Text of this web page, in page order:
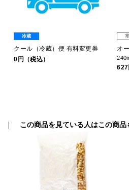
冷蔵
クール（冷蔵）便 有料変更券
0円（税込）
オ
627
この商品を見ている人はこの商品